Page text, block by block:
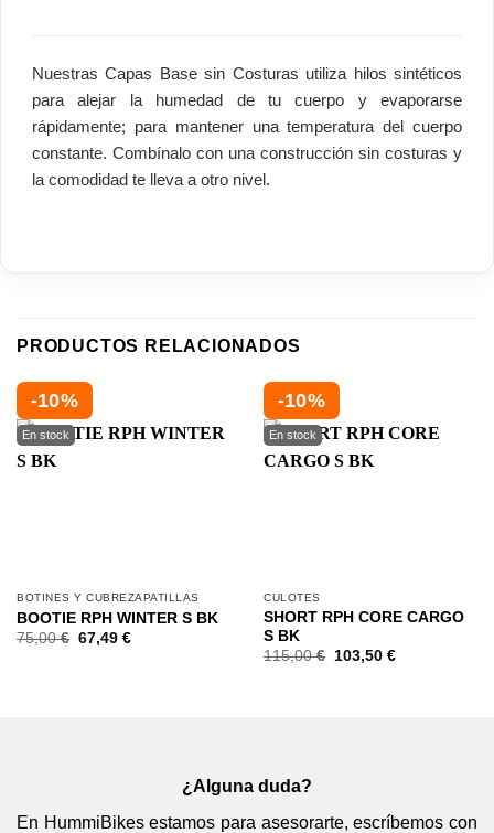
Nuestras Capas Base sin Costuras utiliza hilos sintéticos
para alejar la humedad de tu cuerpo y evaporarse
rápidamente; para mantener una temperatura del cuerpo
constante. Combínalo con una construcción sin costuras y
la comodidad te lleva a otro nivel.
PRODUCTOS RELACIONADOS
-10%
BOTINES Y CUBREZAPATILLAS
BOOTIE RPH WINTER S BK
75,00€ 67,49€
-10%
CULOTES
SHORT RPH CORE CARGO
S BK
115,00€ 103,50€
¿Alguna duda?
En HummiBikes estamos para asesorarte, escríbemos con